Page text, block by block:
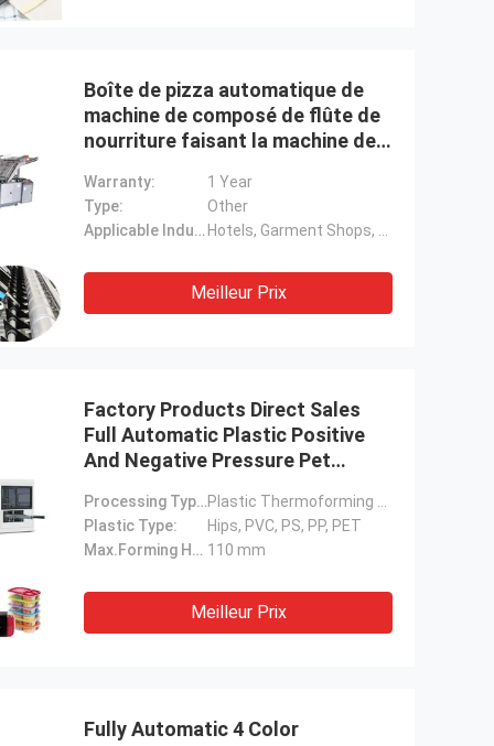
Boîte de pizza automatique de
machine de composé de flûte de
nourriture faisant la machine de
Warranty:
1 Year
Type:
Other
Applicable Industries:
Meilleur Prix
Factory Products Direct Sales
Full Automatic Plastic Positive
And Negative Pressure Pet
Making Machine Manufacturer
Processing Type:
Plastic Type:
Hips, PVC, PS, PP, PET
Max.Forming Height(mm): 110 mm
Meilleur Prix
Fully Automatic 4 Color